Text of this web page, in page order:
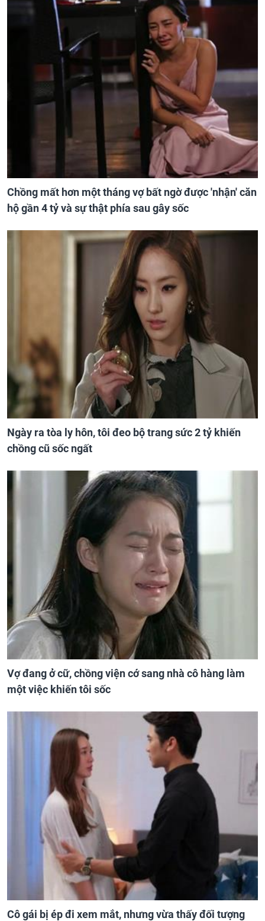
Chồng mất hơn một tháng vợ bất ngờ được 'nhận' căn
hộ gần 4 tỷ và sự thật phía sau gây sốc
Ngày ra tòa ly hôn, tôi đeo bộ trang sức 2 tỷ khiến
chồng cũ sốc ngất
Vợ đang ở cữ, chồng viện cớ sang nhà cô hàng làm
một việc khiến tôi sốc
Cô gái bị ép đi xem mắt, nhưng vừa thấy đối tượng